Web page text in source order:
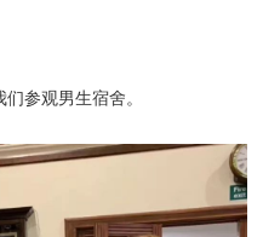
参观男生宿舍。